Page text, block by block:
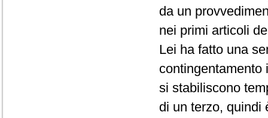
da un
nei primi articoli
Lei ha fatto una
contingentamento
si stabiliscono
di un terzo, quindi